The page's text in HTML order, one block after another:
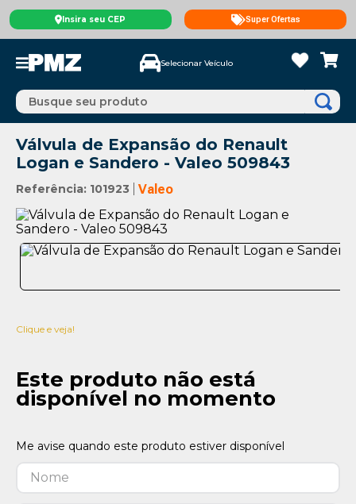
Insira seu CEP Super Ofertas
Selecionar Veículo
Busque seu produto
Válvula de Expansão do Renault
Logan e Sandero - Valeo 509843
Referência: 101923 Valeo
Clique e veja!
Este produto não está
disponível no momento